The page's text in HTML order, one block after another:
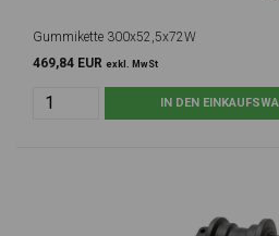
Gummikette 300x52,5x72W
469,84 EUR exkl. MwSt